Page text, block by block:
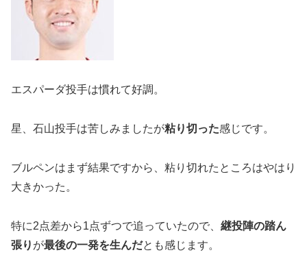
エスパーダ投手は慣れて好調。
星、石山投手は苦しみましたが粘り切った感じです。
ブルペンはまず結果ですから、粘り切れたところはやはり
大きかった。
特に2点差から1点ずつで追っていたので、 継投陣の踏ん
張り が最後の一発を生んだとも感じます。